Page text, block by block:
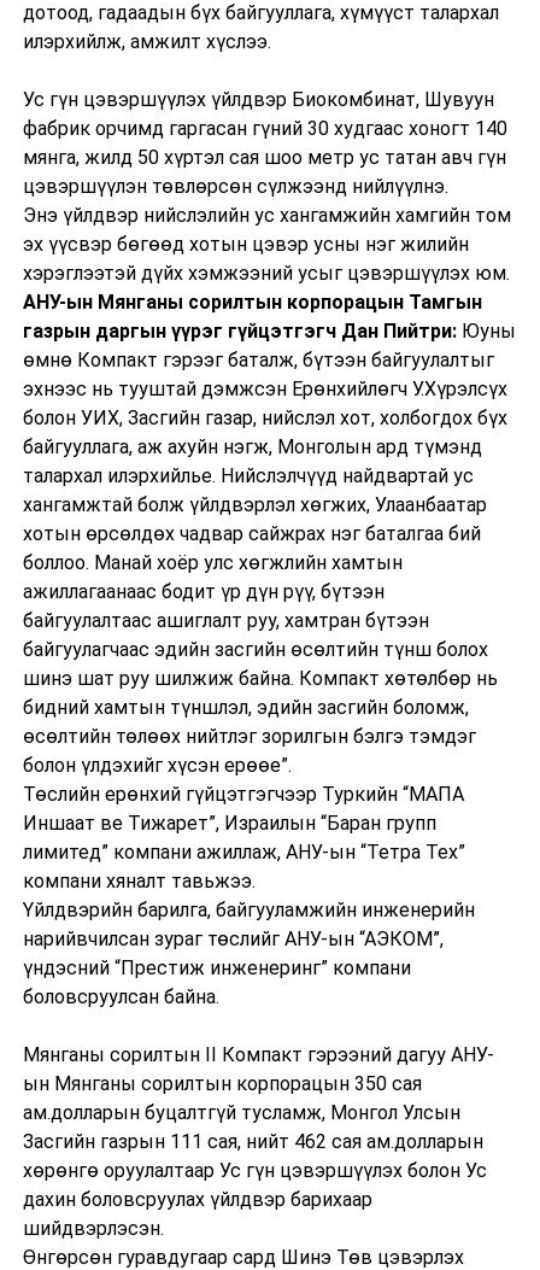
дотоод, гадаадын бүх байгууллага, хүмүүст талархал
илэрхийлж, амжилт хүслээ.
Ус гүн цэвэршүүлэх үйлдвэр Биокомбинат, Шувуун
фабрик орчимд гаргасан гүний 30 худгаас хоногт 140
мянга, жилд 50 хүртэл сая шоо метр ус татан авч гүн
цэвэршүүлэн төвлөрсөн сүлжээнд нийлүүлнэ.
Энэ үйлдвэр нийслэлийн ус хангамжийн хамгийн том
эх үүсвэр бөгөөд хотын цэвэр усны нэг жилийн
хэрэглээтэй дүйх хэмжээний усыг цэвэршүүлэх юм.
АНУ-ын Мянганы сорилтын корпорацын Тамгын
газрын даргын үүрэг гүйцэтгэгч Дан Пийтри:Юуны
өмнө Компакт гэрээг баталж, бүтээн байгуулалтыг
эхнээс нь тууштай дэмжсэн Ерөнхийлөгч У.Хүрэлсүх
болон УИХ, Засгийн газар, нийслэл хот, холбогдох бүх
байгууллага, аж ахуйн нэгж, Монголын ард түмэнд
талархал илэрхийлье. Нийслэлчүүд найдвартай ус
хангамжтай болж үйлдвэрлэл хөгжих, Улаанбаатар
хотын өрсөлдөх чадвар сайжрах нэг баталгаа бий
боллоо. Манай хоёр улс хөгжлийн хамтын
ажиллагаанаас бодит үр дүн рүү, бүтээн
байгуулалтаас ашиглалт руу, хамтран бүтээн
байгуулагчаас эдийн засгийн өсөлтийн түнш болох
шинэ шат руу шилжиж байна. Компакт хөтөлбөр нь
бидний хамтын түншлэл, эдийн засгийн боломж,
өсөлтийн төлөөх нийтлэг зорилгын бэлгэ тэмдэг
болон үлдэхийг хүсэн ерөөе”.
Төслийн ерөнхий гүйцэтгэгчээр Туркийн “МАПА
Иншаат ве Тижарет”, Израилын “Баран групп
лимитед” компани ажиллаж, АНУ-ын “Тетра Тех”
компани хяналт тавьжээ.
Үйлдвэрийн барилга, байгууламжийн инженерийн
нарийвчилсан зураг төслийг АНУ-ын “АЭКОМ”,
үндэсний “Престиж инженеринг” компани
боловсруулсан байна.
Мянганы сорилтын II Компакт гэрээний дагуу АНУ-
ын Мянганы сорилтын корпорацын 350 сая
ам.долларын буцалтгүй тусламж, Монгол Улсын
Засгийн газрын 111 сая, нийт 462 сая ам.долларын
хөрөнгө оруулалтаар Ус гүн цэвэршүүлэх болон Ус
дахин боловсруулах үйлдвэр барихаар
шийдвэрлэсэн.
Өнгөрсөн гуравдугаар сард Шинэ Төв цэвэрлэх